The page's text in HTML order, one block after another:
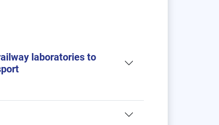
laboratories to